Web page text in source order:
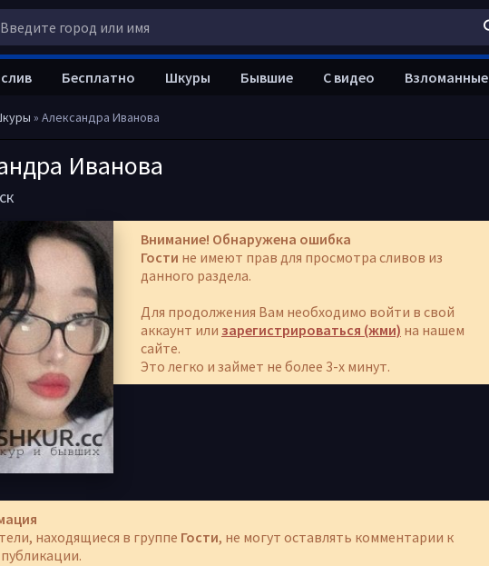
» Александра Иванова
Иванова
Внимание! Обнаружена ошибка
Гости не имеют прав для просмотра сливов из
данного раздела.
Для продолжения Вам необходимо войти в свой
аккаунт или зарегистрироваться (жми) на нашем
сайте.
Это легко и займет не более 3-х минут.
находящиеся в группе Гости, не могут оставлять комментарии к
Бесплатно Шкуры Бывшие С видео Взломанные